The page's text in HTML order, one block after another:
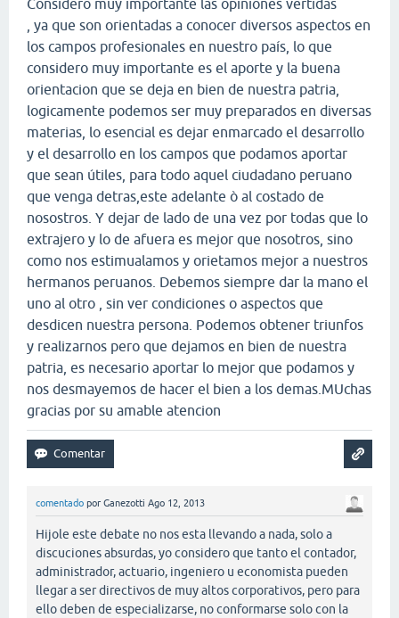
Considero muy importante las opiniones vertidas
, ya que son orientadas a conocer diversos aspectos en
los campos profesionales en nuestro país, lo que
considero muy importante es el aporte y la buena
orientacion que se deja en bien de nuestra patria,
logicamente podemos ser muy preparados en diversas
materias, lo esencial es dejar enmarcado el desarrollo
y el desarrollo en los campos que podamos aportar
que sean útiles, para todo aquel ciudadano peruano
que venga detras,este adelante ò al costado de
nosostros. Y dejar de lado de una vez por todas que lo
extrajero y lo de afuera es mejor que nosotros, sino
como nos estimualamos y orietamos mejor a nuestros
hermanos peruanos. Debemos siempre dar la mano el
uno al otro , sin ver condiciones o aspectos que
desdicen nuestra persona. Podemos obtener triunfos
y realizarnos pero que dejamos en bien de nuestra
patria, es necesario aportar lo mejor que podamos y
nos desmayemos de hacer el bien a los demas.MUchas
gracias por su amable atencion
comentado por Ganezotti Ago 12, 2013
Hijole este debate no nos esta llevando a nada, solo a
discuciones absurdas, yo considero que tanto el contador,
administrador, actuario, ingeniero u economista pueden
llegar a ser directivos de muy altos corporativos, pero para
ello deben de especializarse, no conformarse solo con la